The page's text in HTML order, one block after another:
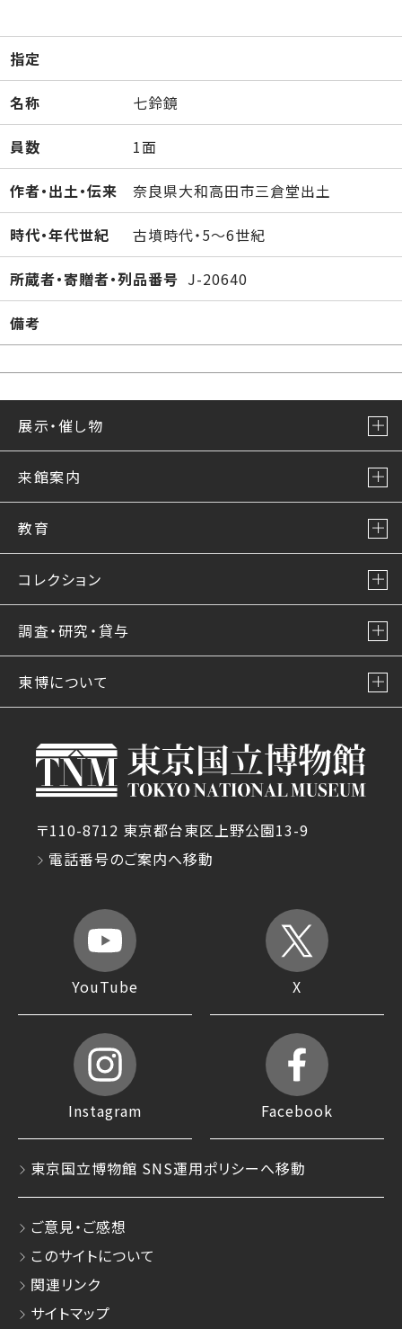
指定
名称 七鈴鏡
員数 1面
作者・出土・伝来 奈良県大和高田市三倉堂出土
時代・年代世紀 古墳時代・5～6世紀
所蔵者・寄贈者・列品番号 J-20640
備考
展示・催し物
来館案内
教育
コレクション
調査・研究・貸与
東博について
〒110-8712 東京都台東区上野公園13-9
電話番号のご案内へ移動
YouTube X
Instagram Facebook
東京国立博物館 SNS運用ポリシーへ移動
ご意見・ご感想
このサイトについて
関連リンク
サイトマップ